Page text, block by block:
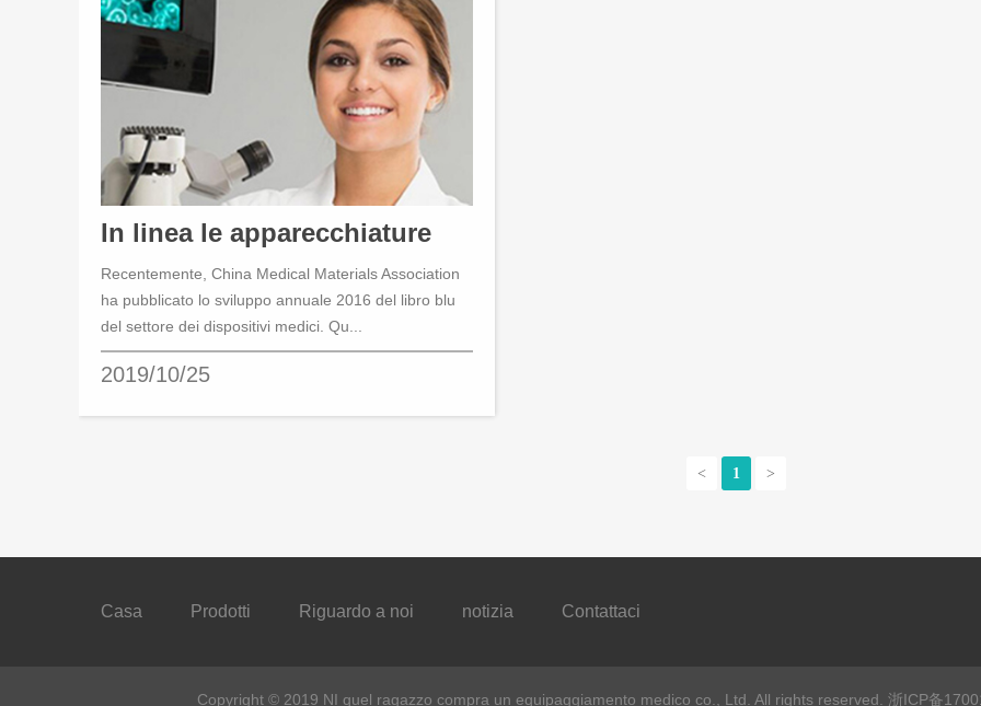
In linea le apparecchiature
mediche domes...
Recentemente, China Medical Materials Association
ha pubblicato lo sviluppo annuale 2016 del libro blu
del settore dei dispositivi medici. Qu...
2019/10/25
< 1 >
Casa Prodotti Riguardo a noi notizia Contattaci
Copyright © 2019 NI quel ragazzo compra un equipaggiamento medico co., Ltd. All rights reserved. 浙ICP备